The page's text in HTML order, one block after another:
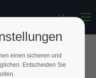
Menu
einen sicheren und
Entscheiden Sie